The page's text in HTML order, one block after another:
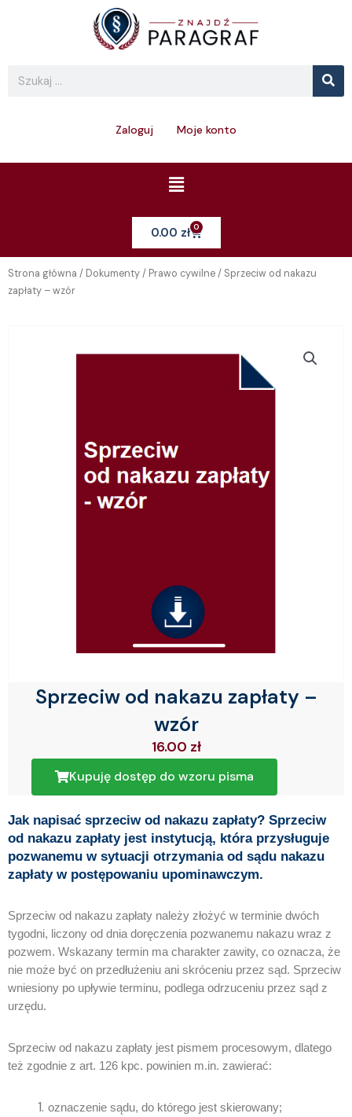
Search
Zaloguj Moje konto
Menu
0.00 zł 0Cart
Strona główna / Dokumenty/ Prawo cywilne/ Sprzeciw od nakazu
zapłaty – wzór
Sprzeciw od nakazu zapłaty –
wzór
16.00 zł
Kupuję dostęp do wzoru pisma
Jak napisać sprzeciw od nakazu zapłaty? Sprzeciw
od nakazu zapłaty jest instytucją, która przysługuje
pozwanemu w sytuacji otrzymania od sądu nakazu
zapłaty w postępowaniu upominawczym.
Sprzeciw od nakazu zapłaty należy złożyć w terminie dwóch
tygodni, liczony od dnia doręczenia pozwanemu nakazu wraz z
pozwem. Wskazany termin ma charakter zawity, co oznacza, że
nie może być on przedłużeniu ani skróceniu przez sąd. Sprzeciw
wniesiony po upływie terminu, podlega odrzuceniu przez sąd z
urzędu.
Sprzeciw od nakazu zapłaty jest pismem procesowym, dlatego
też zgodnie z art. 126 kpc. powinien m.in. zawierać:
oznaczenie sądu, do którego jest skierowany;